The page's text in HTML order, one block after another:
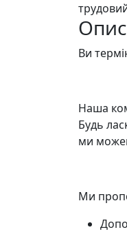
Опис
Ви
Наша
Будь
ми
Ми